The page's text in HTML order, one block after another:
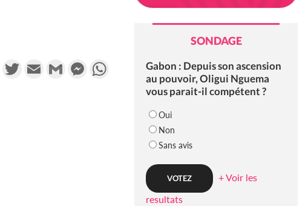
FacebookTwitterEmail Gmail MessengerWhatsApp
SONDAGE
Gabon : Depuis son ascension
au pouvoir, Oligui Nguema
vous parait-il compétent ?
Oui
Non
Sans avis
+ Voir les
resultats